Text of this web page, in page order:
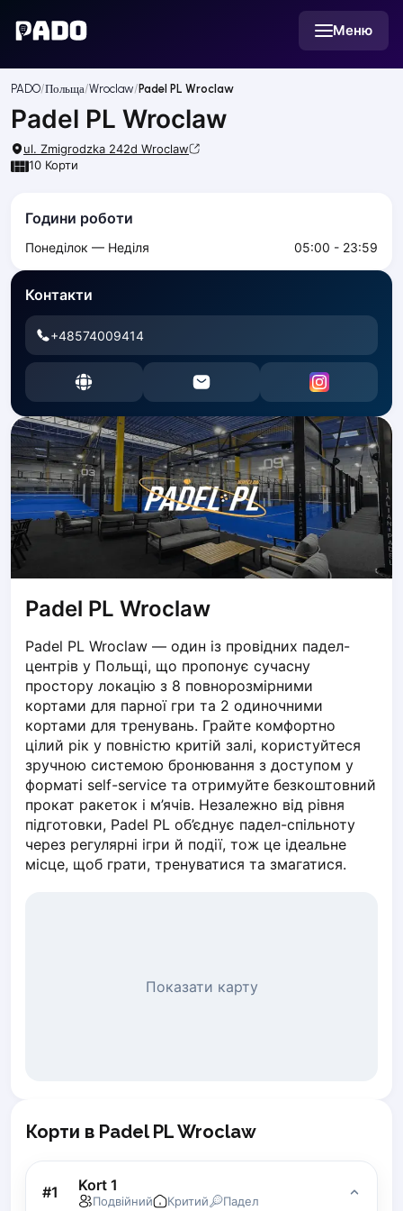
Меню
Українська
Cities
Prague
Batumi
Kutaisi
Budapest
Riga
Bialystok
Bolesławiec
Bydgoszcz
Czestochowa
Dabrowa Gornicza
Elblag
Elk
Gdansk
Gdynia
Grudziądz
Kalisz
Katowice
Katowice Area
Kościerzyna
Krakow
Legionowo
Lodz
Lublin
Nowy Sącz
Olsztyn
Opole
Piaseczno
Pisz
Poznan
Wroclaw
Wyszkow
Zabrze
PADO Польща Wroclaw Padel PL Wroclaw
Padel PL Wroclaw
ul. Zmigrodzka 242d Wroclaw
10 Корти
Padel PL Wroclaw
Padel PL Wroclaw — один із провідних падел-
центрів у Польщі, що пропонує сучасну
простору локацію з 8 повнорозмірними
кортами для парної гри та 2 одиночними
кортами для тренувань. Грайте комфортно
цілий рік у повністю критій залі, користуйтеся
зручною системою бронювання з доступом у
форматі self-service та отримуйте безкоштовний
прокат ракеток і м’ячів. Незалежно від рівня
підготовки, Padel PL об’єднує падел-спільноту
через регулярні ігри й події, тож це ідеальне
місце, щоб грати, тренуватися та змагатися.
Показати карту
Корти в Padel PL Wroclaw
#1 Kort 1
Подвійний Критий Падел
Години роботи
Понеділок — Неділя 05:00 - 23:59
Контакти
+48574009414